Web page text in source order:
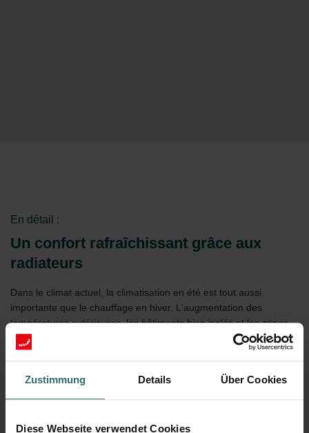
Zustimmung Details Über Cookies
Diese Webseite verwendet Cookies
En détail :
Un confort rafraîchissant grâce aux
radiateurs
Dans le climat actuel, la climatisation en été est tout aussi
importante que le chauffage en hiver. L'augmentation des
températures extérieures, les bâtiments bien isolés et les zones
urbaines denses contribuent tous à l'accumulation de chaleur à
l'intérieur. Comme il existe peu de moyens d'évacuer la chaleur,
contribuent également à maintenir une température